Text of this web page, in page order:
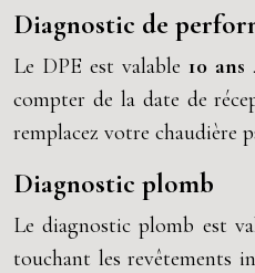
Diagnostic de
Le DPE est valable10 ans
compter de la date de
remplacez votre chaudière
Diagnostic plomb
Le diagnostic plomb est
touchant les revêtements